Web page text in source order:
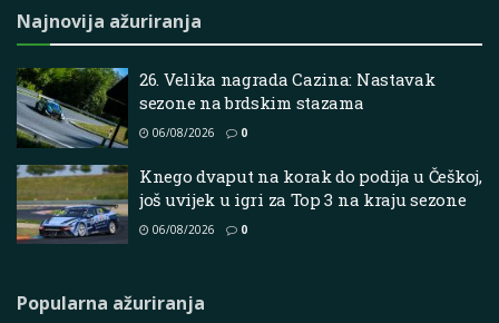
Najnovija ažuriranja
26. Velika nagrada Cazina: Nastavak
sezone na brdskim stazama
06/08/2026 0
Knego dvaput na korak do podija u Češkoj,
još uvijek u igri za Top 3 na kraju sezone
06/08/2026 0
Popularna ažuriranja